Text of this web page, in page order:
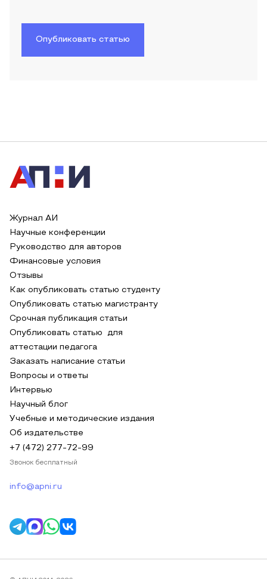
Опубликовать статью
Журнал АИ
Научные конференции
Руководство для авторов
Финансовые условия
Отзывы
Как опубликовать статью студенту
Опубликовать статью магистранту
Срочная публикация статьи
Опубликовать статью для
аттестации педагога
Заказать написание статьи
Вопросы и ответы
Интервью
Научный блог
Учебные и методические издания
Об издательстве
+7 (472) 277-72-99
Звонок бесплатный
info@apni.ru